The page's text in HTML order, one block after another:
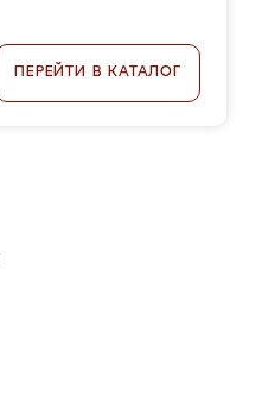
ПЕРЕЙТИ В КАТАЛОГ